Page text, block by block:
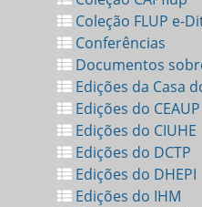
Coleção FLUP e-
Conferências
Documentos
Edições da Casa
Edições do CEAUP
Edições do CIUHE
Edições do DCTP
Edições do DHEPI
Edições do IHM